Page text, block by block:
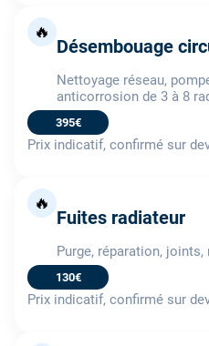
🔥
Désembouage
Nettoyage réseau,
anticorrosion de 3 à 8
395€
Prix indicatif, confirmé sur
🔥
Fuites radiateur
Purge, réparation,
130€
Prix indicatif, confirmé sur